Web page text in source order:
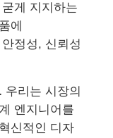
게 지지하는
에
정성, 신뢰성
우리는 시장의
엔지니어를
신적인 디자